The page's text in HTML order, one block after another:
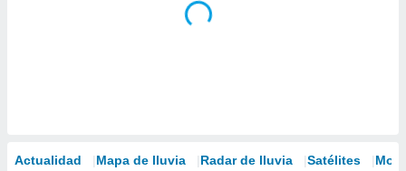
Actualidad Mapa de lluvia Radar de lluvia Satélites